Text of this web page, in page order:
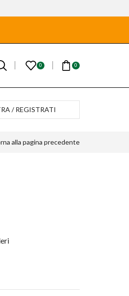
0 0
/ REGISTRATI
alla pagina precedente